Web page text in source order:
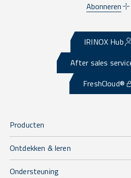
Abonneren
IRINOX Hub
After sales
FreshCloud®
Producten
Ontdekken & leren
Ondersteuning